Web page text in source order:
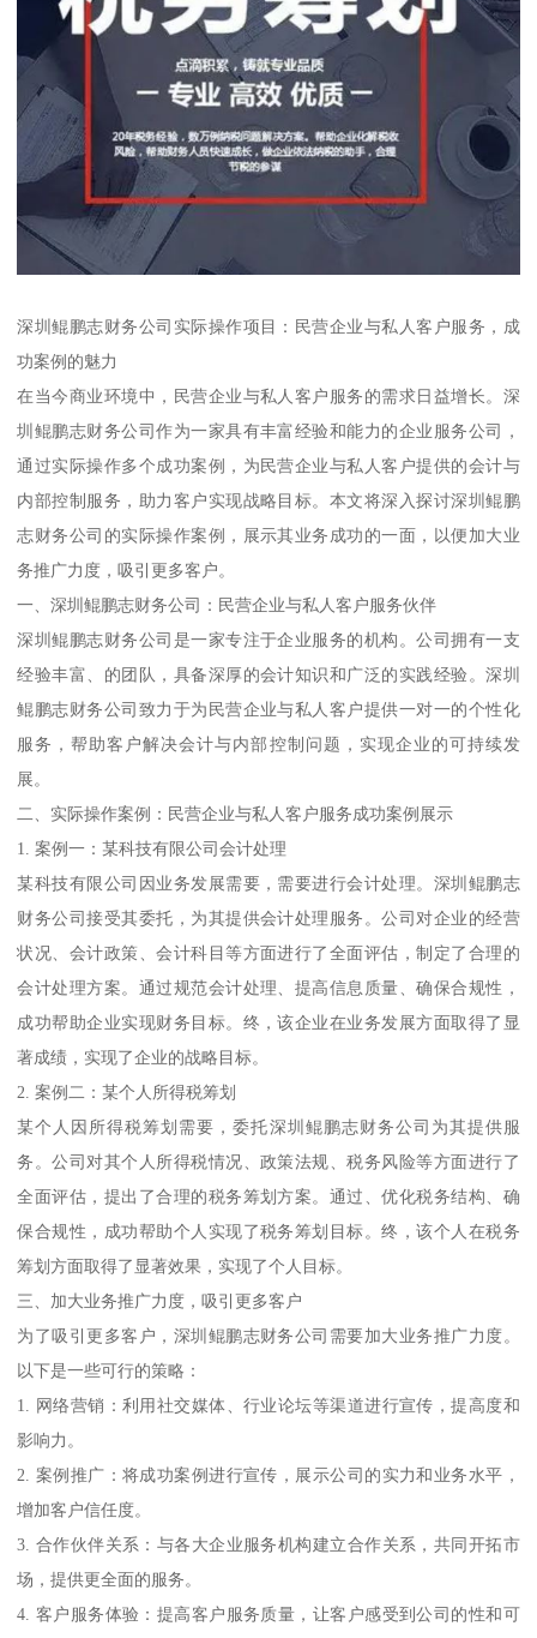
深圳鲲鹏志财务公司实际操作项目：民营企业与私人客户服务，成
功案例的魅力
在当今商业环境中，民营企业与私人客户服务的需求日益增长。深
圳鲲鹏志财务公司作为一家具有丰富经验和能力的企业服务公司，
通过实际操作多个成功案例，为民营企业与私人客户提供的会计与
内部控制服务，助力客户实现战略目标。本文将深入探讨深圳鲲鹏
志财务公司的实际操作案例，展示其业务成功的一面，以便加大业
务推广力度，吸引更多客户。
一、深圳鲲鹏志财务公司：民营企业与私人客户服务伙伴
深圳鲲鹏志财务公司是一家专注于企业服务的机构。公司拥有一支
经验丰富、的团队，具备深厚的会计知识和广泛的实践经验。深圳
鲲鹏志财务公司致力于为民营企业与私人客户提供一对一的个性化
服务，帮助客户解决会计与内部控制问题，实现企业的可持续发
展。
二、实际操作案例：民营企业与私人客户服务成功案例展示
1. 案例一：某科技有限公司会计处理
某科技有限公司因业务发展需要，需要进行会计处理。深圳鲲鹏志
财务公司接受其委托，为其提供会计处理服务。公司对企业的经营
状况、会计政策、会计科目等方面进行了全面评估，制定了合理的
会计处理方案。通过规范会计处理、提高信息质量、确保合规性，
成功帮助企业实现财务目标。终，该企业在业务发展方面取得了显
著成绩，实现了企业的战略目标。
2. 案例二：某个人所得税筹划
某个人因所得税筹划需要，委托深圳鲲鹏志财务公司为其提供服
务。公司对其个人所得税情况、政策法规、税务风险等方面进行了
全面评估，提出了合理的税务筹划方案。通过、优化税务结构、确
保合规性，成功帮助个人实现了税务筹划目标。终，该个人在税务
筹划方面取得了显著效果，实现了个人目标。
三、加大业务推广力度，吸引更多客户
为了吸引更多客户，深圳鲲鹏志财务公司需要加大业务推广力度。
以下是一些可行的策略：
1. 网络营销：利用社交媒体、行业论坛等渠道进行宣传，提高度和
影响力。
2. 案例推广：将成功案例进行宣传，展示公司的实力和业务水平，
增加客户信任度。
3. 合作伙伴关系：与各大企业服务机构建立合作关系，共同开拓市
场，提供更全面的服务。
4. 客户服务体验：提高客户服务质量，让客户感受到公司的性和可